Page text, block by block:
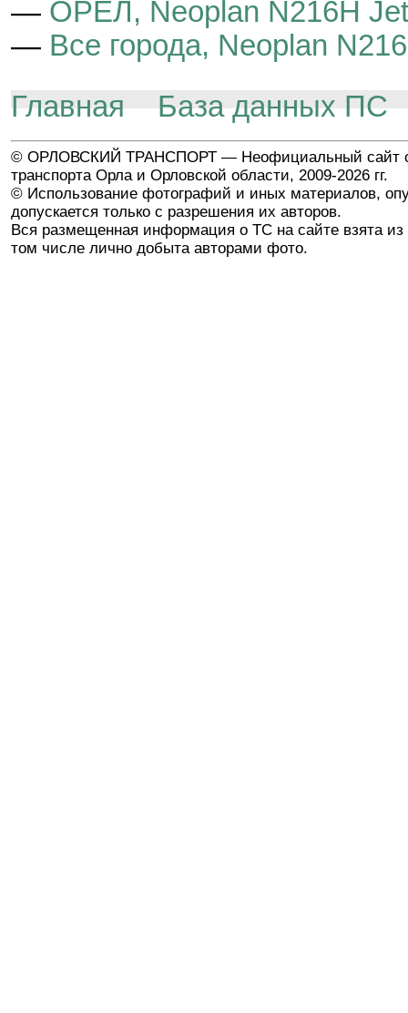
— ОРЁЛ, Neoplan N216H
— Все города, Neoplan
Главная
База данных ПС
© ОРЛОВСКИЙ ТРАНСПОРТ — Неофициальный сайт
транспорта Орла и Орловской области, 2009-2026 гг.
© Использование фотографий и иных материалов,
допускается только с разрешения их авторов.
Вся размещенная информация о ТС на сайте взята из
том числе лично добыта авторами фото.